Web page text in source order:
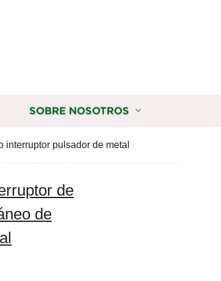
SOBRE NOSOTROS
pulsador de metal
de
de